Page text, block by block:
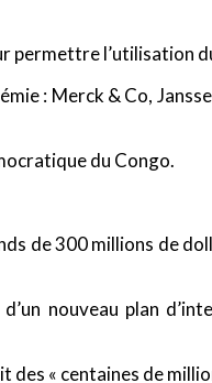
permettre l’utilisation
: Merck & Co,
du Congo.
de 300 millions de
nouveau plan
« centaines de